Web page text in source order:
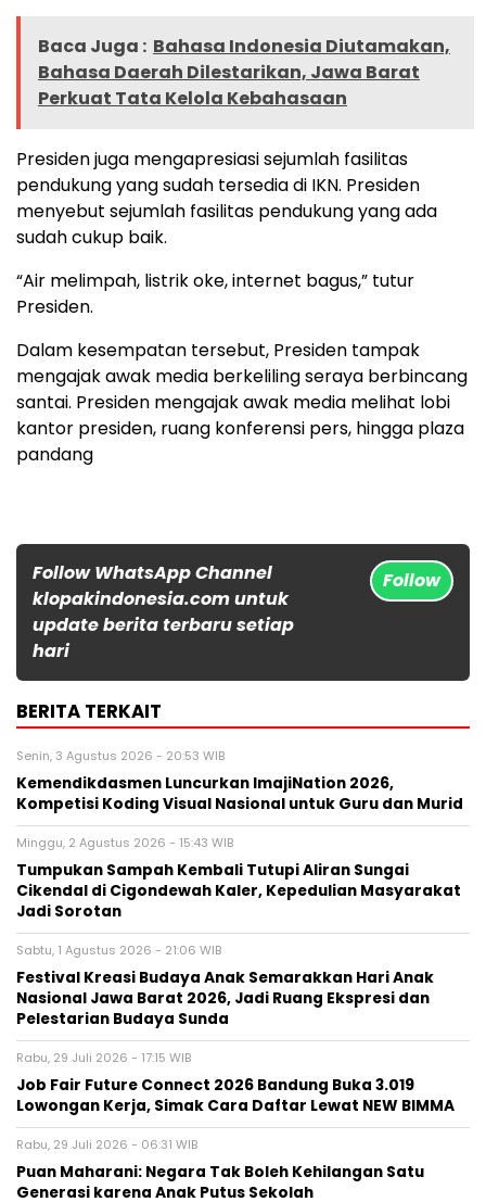
Baca Juga : Bahasa Indonesia Diutamakan,
Bahasa Daerah Dilestarikan, Jawa Barat
Perkuat Tata Kelola Kebahasaan
Presiden juga mengapresiasi sejumlah fasilitas
pendukung yang sudah tersedia di IKN. Presiden
menyebut sejumlah fasilitas pendukung yang ada
sudah cukup baik.
“Air melimpah, listrik oke, internet bagus,” tutur
Presiden.
Dalam kesempatan tersebut, Presiden tampak
mengajak awak media berkeliling seraya berbincang
santai. Presiden mengajak awak media melihat lobi
kantor presiden, ruang konferensi pers, hingga plaza
pandang
Follow WhatsApp Channel
klopakindonesia.com untuk
update berita terbaru setiap
hari
Follow
BERITA TERKAIT
Senin, 3 Agustus 2026 - 20:53 WIB
Kemendikdasmen Luncurkan ImajiNation 2026,
Kompetisi Koding Visual Nasional untuk Guru dan Murid
Minggu, 2 Agustus 2026 - 15:43 WIB
Tumpukan Sampah Kembali Tutupi Aliran Sungai
Cikendal di Cigondewah Kaler, Kepedulian Masyarakat
Jadi Sorotan
Sabtu, 1 Agustus 2026 - 21:06 WIB
Festival Kreasi Budaya Anak Semarakkan Hari Anak
Nasional Jawa Barat 2026, Jadi Ruang Ekspresi dan
Pelestarian Budaya Sunda
Rabu, 29 Juli 2026 - 17:15 WIB
Job Fair Future Connect 2026 Bandung Buka 3.019
Lowongan Kerja, Simak Cara Daftar Lewat NEW BIMMA
Rabu, 29 Juli 2026 - 06:31 WIB
Puan Maharani: Negara Tak Boleh Kehilangan Satu
Generasi karena Anak Putus Sekolah